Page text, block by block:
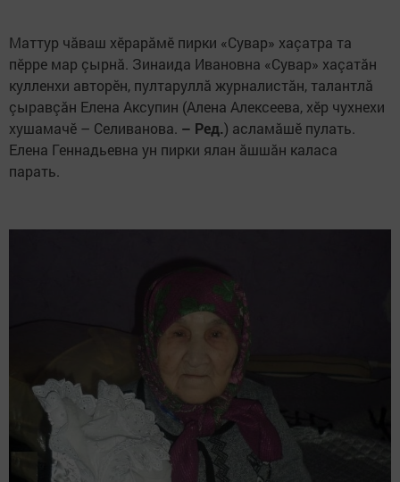
Маттур чăваш хӗрарăмӗ пирки «Сувар» хаçатра та
пӗрре мар çырнă. Зинаида Ивановна «Сувар» хаçатăн
кулленхи авторӗн, пултаруллă журналистăн, талантлă
çыравçăн Елена Аксупин (Алена Алексеева, хӗр чухнехи
хушамачӗ – Селиванова. – Ред.) асламăшӗ пулать.
Елена Геннадьевна ун пирки ялан ăшшăн каласа
парать.